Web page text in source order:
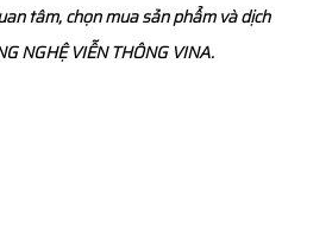
tâm, chọn mua sản phẩm và dịch
NGHỆ VIỄN THÔNG VINA.